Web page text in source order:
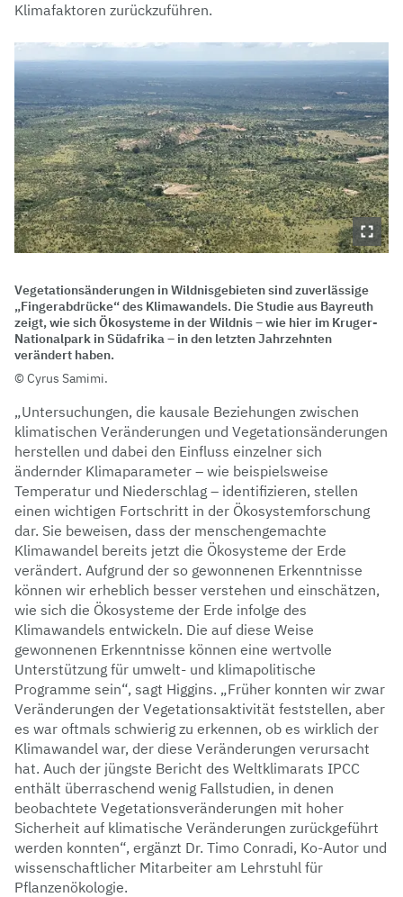
Klimafaktoren zurückzuführen.
Vegetationsänderungen in Wildnisgebieten sind zuverlässige
„Fingerabdrücke“ des Klimawandels. Die Studie aus Bayreuth
zeigt, wie sich Ökosysteme in der Wildnis – wie hier im Kruger-
Nationalpark in Südafrika – in den letzten Jahrzehnten
verändert haben.
Cyrus Samimi.
„Untersuchungen, die kausale Beziehungen zwischen
klimatischen Veränderungen und Vegetationsänderungen
herstellen und dabei den Einfluss einzelner sich
ändernder Klimaparameter – wie beispielsweise
Temperatur und Niederschlag – identifizieren, stellen
einen wichtigen Fortschritt in der Ökosystemforschung
dar. Sie beweisen, dass der menschengemachte
Klimawandel bereits jetzt die Ökosysteme der Erde
verändert. Aufgrund der so gewonnenen Erkenntnisse
können wir erheblich besser verstehen und einschätzen,
wie sich die Ökosysteme der Erde infolge des
Klimawandels entwickeln. Die auf diese Weise
gewonnenen Erkenntnisse können eine wertvolle
Unterstützung für umwelt- und klimapolitische
Programme sein“, sagt Higgins. „Früher konnten wir zwar
Veränderungen der Vegetationsaktivität feststellen, aber
es war oftmals schwierig zu erkennen, ob es wirklich der
Klimawandel war, der diese Veränderungen verursacht
hat. Auch der jüngste Bericht des Weltklimarats IPCC
enthält überraschend wenig Fallstudien, in denen
beobachtete Vegetationsveränderungen mit hoher
Sicherheit auf klimatische Veränderungen zurückgeführt
werden konnten“, ergänzt Dr. Timo Conradi, Ko-Autor und
wissenschaftlicher Mitarbeiter am Lehrstuhl für
Pflanzenökologie.